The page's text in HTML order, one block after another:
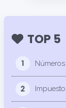
TOP 5
1
2